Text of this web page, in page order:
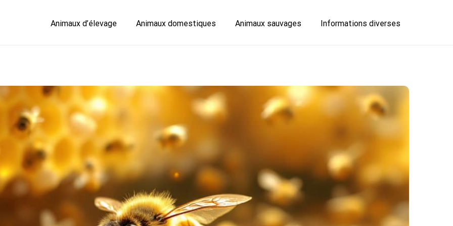
Animaux d’élevage Animaux domestiques Animaux sauvages Informations diverses